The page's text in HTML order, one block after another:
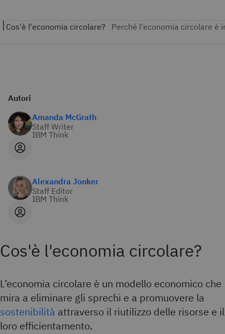
Autori
Amanda McGrath
Staff Writer
IBM Think
Alexandra Jonker
Staff Editor
IBM Think
Cos'è l'economia circolare?
L’economia circolare è un modello economico che
mira a eliminare gli sprechi e a promuovere la
sostenibilità attraverso il riutilizzo delle risorse e il
loro efficientamento.